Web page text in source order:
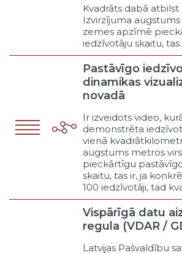
pasākumiem
Atbalsts terciārajai
Veselības aprūpe
iestādēs
iestādēs
Citi veselības
pasākumi
Sabiedriskā kārtība un
Municipālā policija
Atskurbtuves
Tikumības policija
Īres valdes
Bāriņtiesas
Bērnu tiesību
Iekšpagalmi
Krīzes centri
neaizsargātām
Kvadrāts dabā atbilst
Izvirzījuma
zemes apzīmē
iedzīvotāju skaitu,
Pastāvīgo
dinamikas
novadā
Ir izveidots video,
demonstrēta
vienā
augstums metros
pieckārtīgu
skaitu, tas ir, ja
100 iedzīvotāji, tad
Vispārīgā datu
regula (VDAR /
Latvijas Pašvaldību